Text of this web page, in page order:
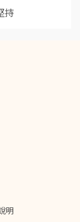
持
明